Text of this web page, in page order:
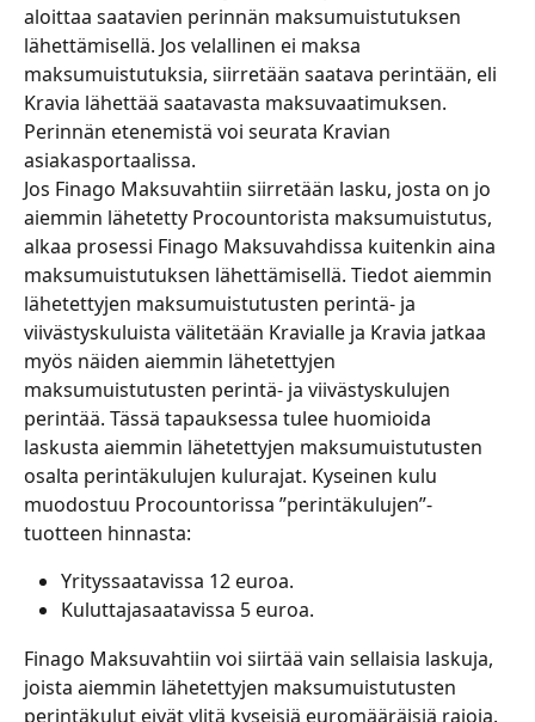
aloittaa saatavien perinnän maksumuistutuksen
lähettämisellä. Jos velallinen ei maksa
maksumuistutuksia, siirretään saatava perintään, eli
Kravia lähettää saatavasta maksuvaatimuksen.
Perinnän etenemistä voi seurata Kravian
asiakasportaalissa.
Jos Finago Maksuvahtiin siirretään lasku, josta on jo
aiemmin lähetetty Procountorista maksumuistutus,
alkaa prosessi Finago Maksuvahdissa kuitenkin aina
maksumuistutuksen lähettämisellä. Tiedot aiemmin
lähetettyjen maksumuistutusten perintä- ja
viivästyskuluista välitetään Kravialle ja Kravia jatkaa
myös näiden aiemmin lähetettyjen
maksumuistutusten perintä- ja viivästyskulujen
perintää. Tässä tapauksessa tulee huomioida
laskusta aiemmin lähetettyjen maksumuistutusten
osalta perintäkulujen kulurajat. Kyseinen kulu
muodostuu Procountorissa ”perintäkulujen”-
tuotteen hinnasta:
Yrityssaatavissa 12 euroa.
Kuluttajasaatavissa 5 euroa.
Finago Maksuvahtiin voi siirtää vain sellaisia laskuja,
joista aiemmin lähetettyjen maksumuistutusten
perintäkulut eivät ylitä kyseisiä euromääräisiä rajoja.